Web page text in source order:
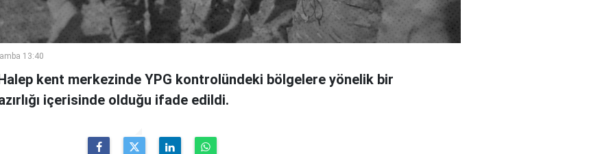
13:40
kent merkezinde YPG kontrolündeki bölgelere yönelik bir
içerisinde olduğu ifade edildi.